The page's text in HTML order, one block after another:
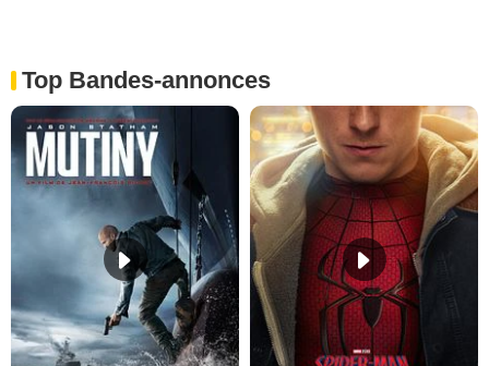
Top Bandes-annonces